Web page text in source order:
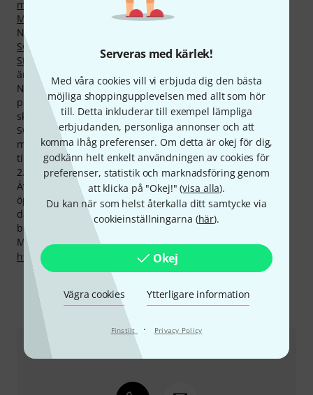
Serveras med kärlek!
Med våra cookies vill vi erbjuda dig den bästa
möjliga shoppingupplevelsen med allt som hör
till. Detta inkluderar till exempel lämpliga
erbjudanden, personliga annonser och att
komma ihåg preferenser. Om detta är okej för dig,
godkänn helt enkelt användningen av cookies för
preferenser, statistik och marknadsföring genom
att klicka på "Okej!" (visa alla).
Du kan när som helst återkalla ditt samtycke via
cookieinställningarna (här).
Okej
Vägra cookies Ytterligare information
Finstilt · Privacy Policy
monitorkontroller USB och firewire hubbar
Midiinterface
Nuvarande storsäljare ur sortimentet från Swissonic är
Swissonic Professional Router 2 MKIII . Också
Stage Switch POE
är väldigt populär, vi har redan sålt mer
än 2.000 stycken.
Normalt erbjuder Swissonic 2 års garanti på sina
produkter men med 3 års thomanngaranti så är du
skyddad mot garantifel i ytterligare ett år år.
Swissonic tillhör de märken vars produkter beösks allra
mest på vår hemsida. Varje enskild produkt från denna
tillverkare har i snitt visats på thomanns websida mer än
2.000 gånger.
Även på produkterna från Swissonic erbjuder vi 30 dagars
öppet köp, 3 års garanti samt många ytterligare tjänster,
däribland kvalificerad support och annat som vi har
bestämt ska ingå i ”Added Value”.
Mer information om tillverkaren finns på
http://www.thomann.de/de/swissonic.html
Hur man kontaktar oss
Kundtjänst Sverige